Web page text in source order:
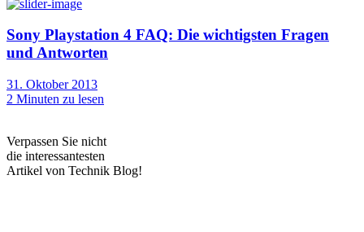
Sony Playstation 4 FAQ: Die wichtigsten Fragen
und Antworten
31. Oktober 2013
2 Minuten zu lesen
Verpassen Sie nicht
die interessantesten
Artikel von Technik Blog!